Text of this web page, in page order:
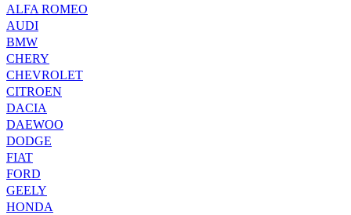
ALFA ROMEO
AUDI
BMW
CHERY
CHEVROLET
CITROEN
DACIA
DAEWOO
DODGE
FIAT
FORD
GEELY
HONDA